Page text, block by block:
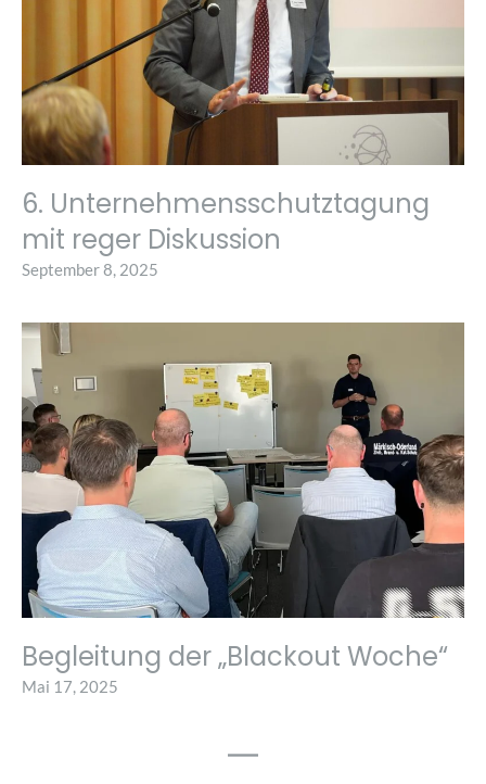
6. Unternehmensschutztagung
mit reger Diskussion
September 8, 2025
Begleitung der „Blackout Woche“
Mai 17, 2025